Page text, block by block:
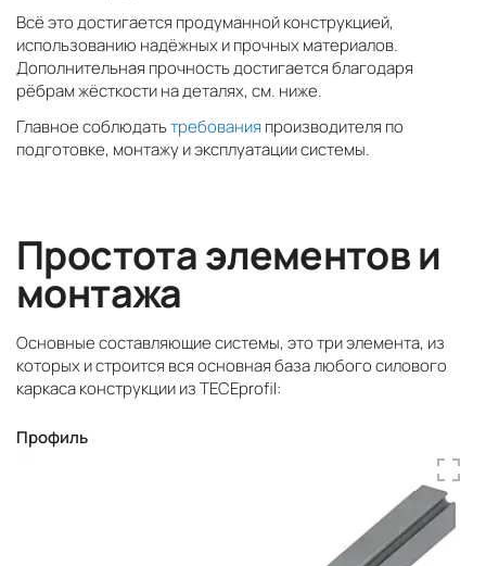
Всё это достигается продуманной конструкцией,
использованию надёжных и прочных материалов.
Дополнительная прочность достигается благодаря
рёбрам жёсткости на деталях, см. ниже.
Главное соблюдатьтребования производителя по
подготовке, монтажу и эксплуатации системы.
Простота элементов и
монтажа
Основные составляющие системы, это три элемента, из
которых и строится вся основная база любого силового
каркаса конструкции из TECEprofil:
Профиль